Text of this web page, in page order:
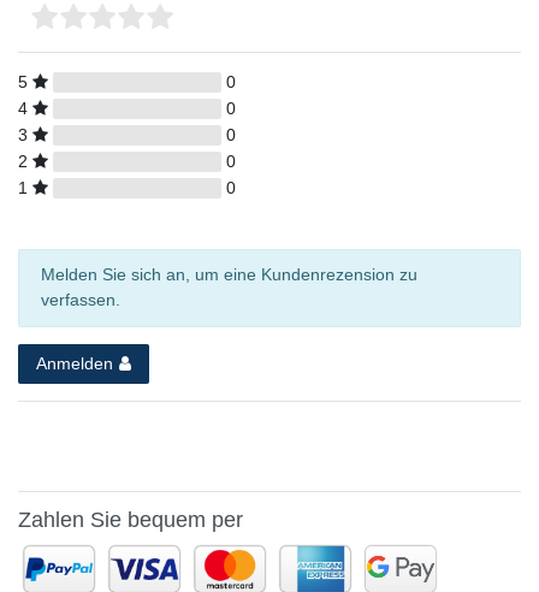
5
0
4
0
3
0
2
0
1
0
Melden Sie sich an, um eine Kundenrezension zu
verfassen.
Anmelden
Zahlen Sie bequem per